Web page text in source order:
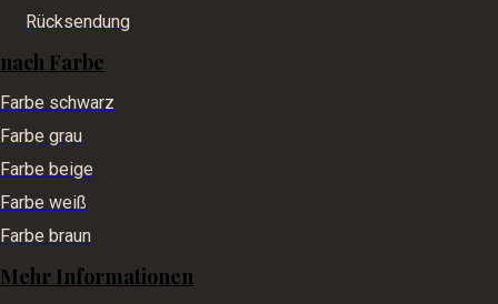
Rücksendung
nach Farbe
Farbe schwarz
Farbe grau
Farbe beige
Farbe weiß
Farbe braun
Mehr Informationen